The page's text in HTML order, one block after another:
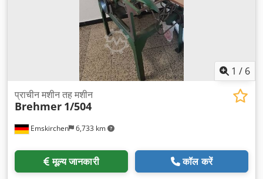
1 / 6
Emskirchen 6,733 km
प्राचीन मशीन तह मशीन
Brehmer 1/504
मूल्य जानकारी कॉल करें